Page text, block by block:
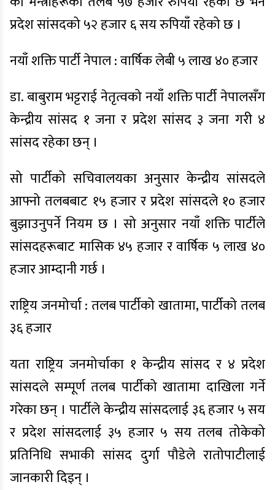
प्रदेश सांसदको ५२ हजार ६ सय रुपियाँ रहेको छ ।
नयाँ शक्ति पार्टी नेपाल : वार्षिक लेबी ५ लाख ४० हजार
डा. बाबुराम भट्टराई नेतृत्वको नयाँ शक्ति पार्टी नेपालसँग
केन्द्रीय सांसद १ जना र प्रदेश सांसद ३ जना गरी ४
सांसद रहेका छन् ।
सो पार्टीको सचिवालयका अनुसार केन्द्रीय सांसदले
आफ्नो तलबबाट १५ हजार र प्रदेश सांसदले १० हजार
बुझाउनुपर्ने नियम छ । सो अनुसार नयाँ शक्ति पार्टीले
सांसदहरूबाट मासिक ४५ हजार र वार्षिक ५ लाख ४०
हजार आम्दानी गर्छ ।
राष्ट्रिय जनमोर्चा : तलब पार्टीको खातामा, पार्टीको तलब
३६ हजार
यता राष्ट्रिय जनमोर्चाका १ केन्द्रीय सांसद र ४ प्रदेश
सांसदले सम्पूर्ण तलब पार्टीको खातामा दाखिला गर्ने
गरेका छन् । पार्टीले केन्द्रीय सांसदलाई ३६ हजार ५ सय
र प्रदेश सांसदलाई ३५ हजार ५ सय तलब तोकेको
प्रतिनिधि सभाकी सांसद दुर्गा पौडेले रातोपाटीलाई
जानकारी दिइन् ।